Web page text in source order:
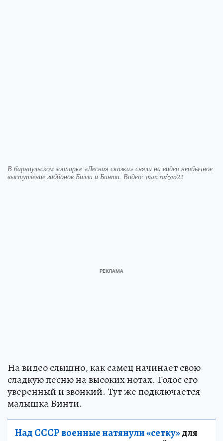
В барнаульском зоопарке «Лесная сказка» сняли на видео необычное
выступление гиббонов Билли и Бинти. Видео: max.ru/zoo22
На видео слышно, как самец начинает свою
сладкую песню на высоких нотах. Голос его
уверенный и звонкий. Тут же подключается
малышка Бинти.
Над СССР военные натянули «сетку»для